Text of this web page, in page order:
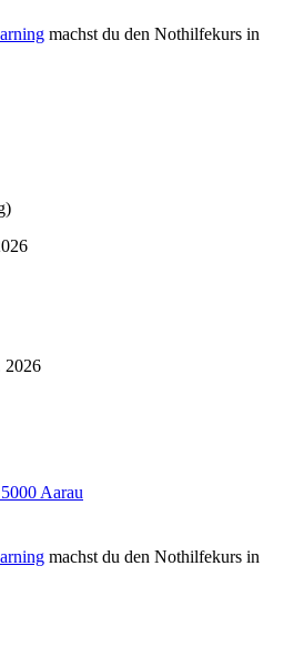
machst du den Nothilfekurs in
2026
Aarau
machst du den Nothilfekurs in